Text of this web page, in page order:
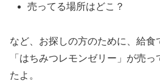
売ってる場所はどこ？
など、お探しの方のために、給食
「はちみつレモンゼリー」が売
たよ。